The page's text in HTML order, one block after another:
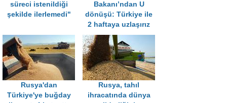
süreci istenildiği
şekilde ilerlemedi"
Bakanı’ndan U
dönüşü: Türkiye ile
2 haftaya uzlaşırız
Rusya'dan
Türkiye'ye buğday
Rusya, tahıl
ihracatında dünya